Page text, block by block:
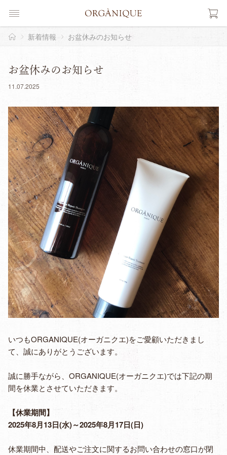
新着情報 お盆休みのお知らせ
お盆休みのお知らせ
11.07.2025
いつもORGANIQUE(オーガニクエ)をご愛顧いただきまし
て、誠にありがとうございます。
誠に勝手ながら、ORGANIQUE(オーガニクエ)では下記の期
間を休業とさせていただきます。
【休業期間】
2025年8月13日(水)～2025年8月17日(日)
休業期間中、配送やご注文に関するお問い合わせの窓口が閉